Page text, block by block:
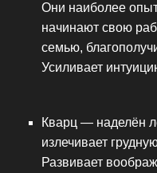
Они наиболее
начинают свою
семью,
Усиливает
Кварц — наделён
излечивает
Развивает